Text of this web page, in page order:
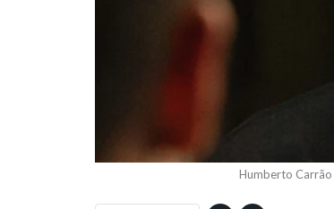
Humberto Carrão